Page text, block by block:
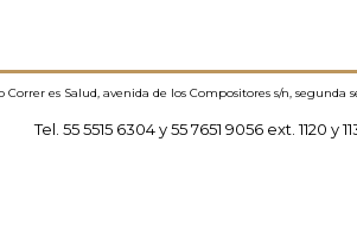
Correr es Salud, avenida de los Compositores s/n,
Tel. 55 5515 6304 y 55 7651 9056 ext. 1120